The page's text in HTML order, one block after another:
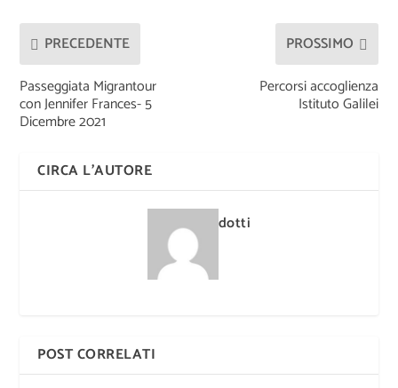
PRECEDENTE
Passeggiata Migrantour
con Jennifer Frances- 5
Dicembre 2021
PROSSIMO
Percorsi accoglienza
Istituto Galilei
CIRCA L'AUTORE
dotti
POST CORRELATI